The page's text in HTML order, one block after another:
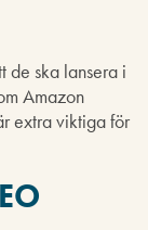
de ska lansera i
Amazon
extra viktiga för